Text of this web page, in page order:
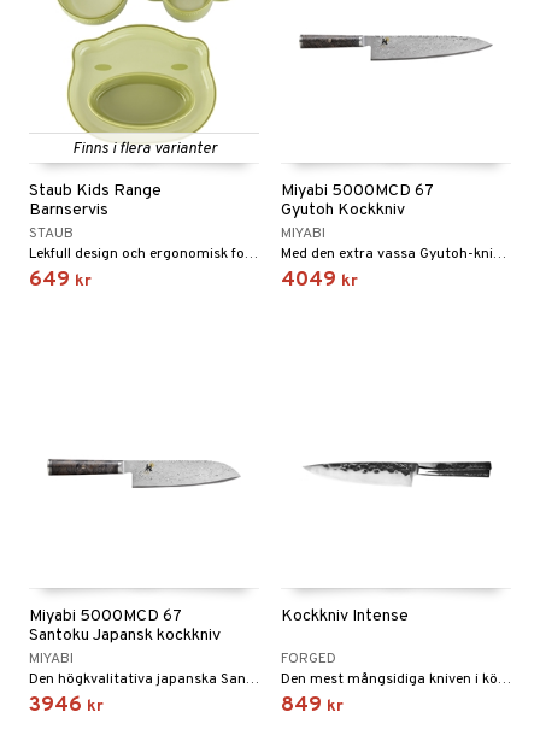
Finns i flera varianter
Staub Kids Range
Barnservis
STAUB
Lekfull design och ergonomisk form, tallriken har formen av ett djurhuvud vilket uppmuntrar barn att rensa sin tallrik för att avslöja ansiktet.
649 kr
Miyabi 5000MCD 67
Gyutoh Kockkniv
MIYABI
Med den extra vassa Gyutoh-kniven från MIYABI finfördelar du alla typer av livsmedel från örter till kött.
4049 kr
Miyabi 5000MCD 67
Santoku Japansk kockkniv
MIYABI
Den högkvalitativa japanska Santoku kniven utmärker sig genom sin hårdhet, skärförmåga och fascinerande estetik.
3946 kr
Kockkniv Intense
FORGED
Den mest mångsidiga kniven i köket och oumbärlig för varje (amatör) kock. Praktiskt för att skära kött, fisk eller grönsaker men också perfekt för att finhacka örter.
849 kr